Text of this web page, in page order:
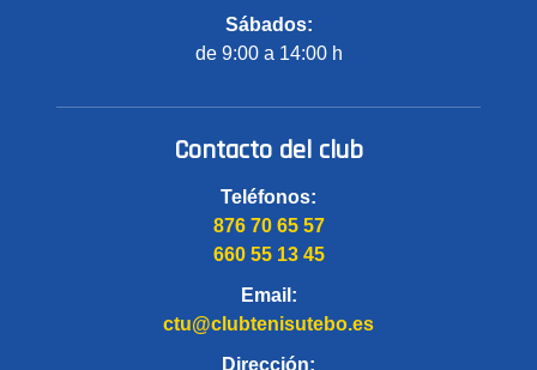
Sábados:
de 9:00 a 14:00 h
Contacto del club
Teléfonos:
876 70 65 57
660 55 13 45
Email:
ctu@clubtenisutebo.es
Dirección: